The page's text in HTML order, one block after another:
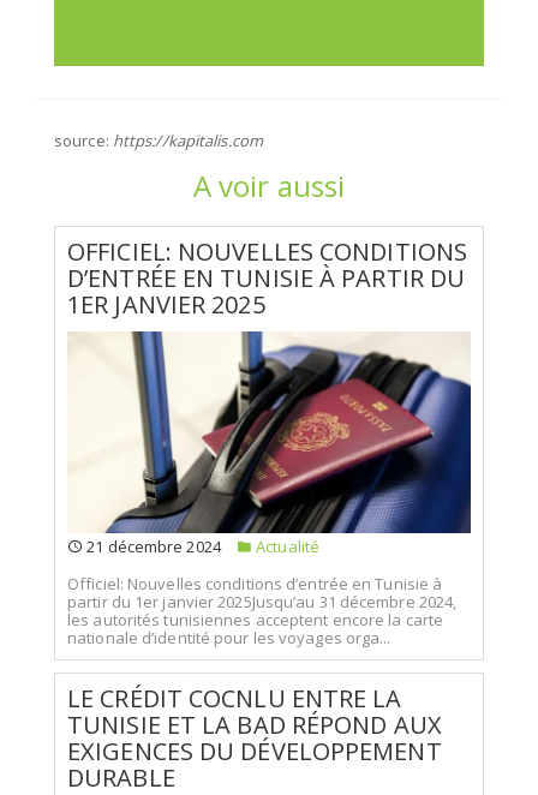
source: https://kapitalis.com
A voir aussi
OFFICIEL: NOUVELLES CONDITIONS
D’ENTRÉE EN TUNISIE À PARTIR DU
1ER JANVIER 2025
21 décembre 2024
Actualité
Officiel: Nouvelles conditions d’entrée en Tunisie à
partir du 1er janvier 2025Jusqu’au 31 décembre 2024,
les autorités tunisiennes acceptent encore la carte
nationale d’identité pour les voyages orga...
LE CRÉDIT COCNLU ENTRE LA
TUNISIE ET LA BAD RÉPOND AUX
EXIGENCES DU DÉVELOPPEMENT
DURABLE